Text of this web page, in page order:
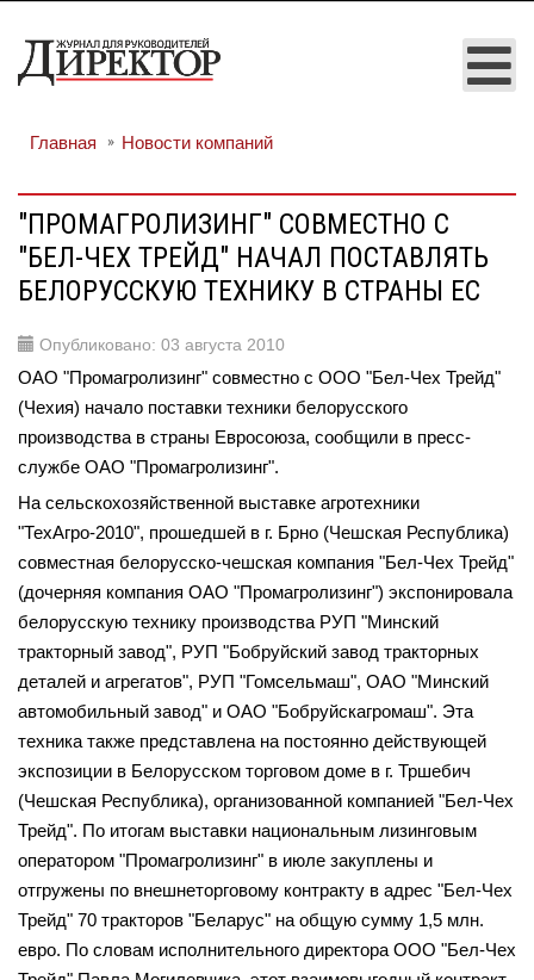
Главная Новости компаний
"ПРОМАГРОЛИЗИНГ" СОВМЕСТНО С
"БЕЛ-ЧЕХ ТРЕЙД" НАЧАЛ ПОСТАВЛЯТЬ
БЕЛОРУССКУЮ ТЕХНИКУ В СТРАНЫ ЕС
Опубликовано: 03 августа 2010
ОАО "Промагролизинг" совместно с ООО "Бел-Чех Трейд"
(Чехия) начало поставки техники белорусского
производства в страны Евросоюза, сообщили в пресс-
службе ОАО "Промагролизинг".
На сельскохозяйственной выставке агротехники
"ТехАгро-2010", прошедшей в г. Брно (Чешская Республика)
совместная белорусско-чешская компания "Бел-Чех Трейд"
(дочерняя компания ОАО "Промагролизинг") экспонировала
белорусскую технику производства РУП "Минский
тракторный завод", РУП "Бобруйский завод тракторных
деталей и агрегатов", РУП "Гомсельмаш", ОАО "Минский
автомобильный завод" и ОАО "Бобруйскагромаш". Эта
техника также представлена на постоянно действующей
экспозиции в Белорусском торговом доме в г. Тршебич
(Чешская Республика), организованной компанией "Бел-Чех
Трейд". По итогам выставки национальным лизинговым
оператором "Промагролизинг" в июле закуплены и
отгружены по внешнеторговому контракту в адрес "Бел-Чех
Трейд" 70 тракторов "Беларус" на общую сумму 1,5 млн.
евро. По словам исполнительного директора ООО "Бел-Чех